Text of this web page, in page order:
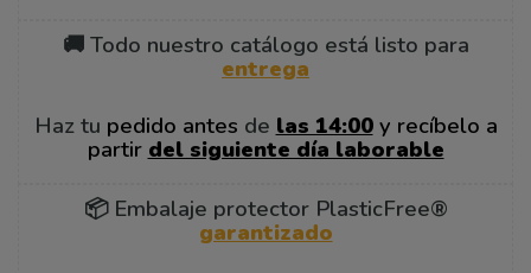
🚚 Todo nuestro catálogo está listo para
entrega
Haz tu pedido antes de las 14:00 y recíbelo a
partir del siguiente día laborable
📦 Embalaje protector PlasticFree®
garantizado